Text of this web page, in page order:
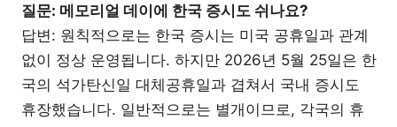
질문: 메모리얼 데이에 한국 증시도 쉬나요?
답변: 원칙적으로는 한국 증시는 미국 공휴일과 관계
없이 정상 운영됩니다. 하지만 2026년 5월 25일은 한
국의 석가탄신일 대체공휴일과 겹쳐서 국내 증시도
휴장했습니다. 일반적으로는 별개이므로, 각국의 휴